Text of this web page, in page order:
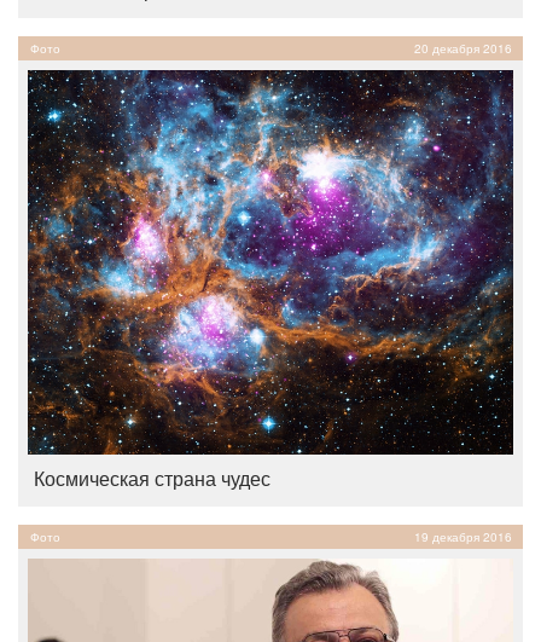
Фото 20 декабря 2016
Космическая страна чудес
Фото 19 декабря 2016